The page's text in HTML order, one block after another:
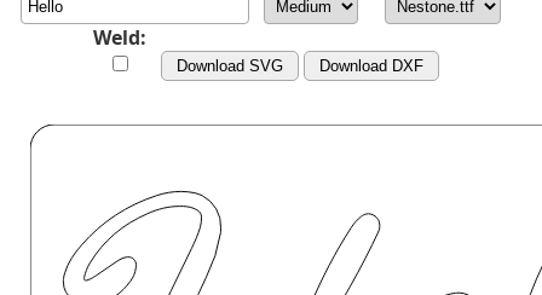
Weld:
Download SVG Download DXF